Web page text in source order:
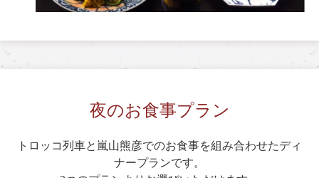
夜のお食事プラン
トロッコ列車と嵐山熊彦でのお食事を組み合わせたディ
ナープランです。